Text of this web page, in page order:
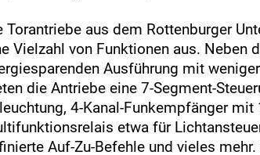
Torantriebe aus dem Rottenburger
Vielzahl von Funktionen aus. Neben
Ausführung mit
die Antriebe eine 7-Segment-
4-Kanal-Funkempfänger mit
etwa für
Auf-Zu-Befehle und vieles